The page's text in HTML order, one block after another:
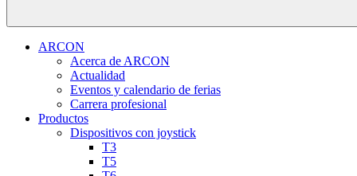
ARCON
Acerca de ARCON
Actualidad
Eventos y calendario de ferias
Carrera profesional
Productos
Dispositivos con joystick
T3
T5